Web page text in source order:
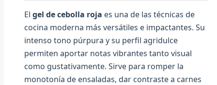
El gel de cebolla roja es una de las técnicas de
cocina moderna más versátiles e impactantes. Su
intenso tono púrpura y su perfil agridulce
permiten aportar notas vibrantes tanto visual
como gustativamente. Sirve para romper la
monotonía de ensaladas, dar contraste a carnes